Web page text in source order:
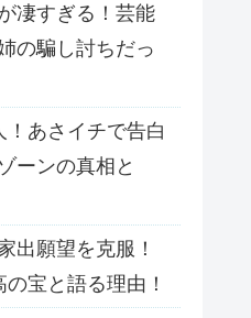
凄すぎる！芸能
の騙し討ちだっ
あさイチで告白
ーンの真相と
出願望を克服！
宝と語る理由！